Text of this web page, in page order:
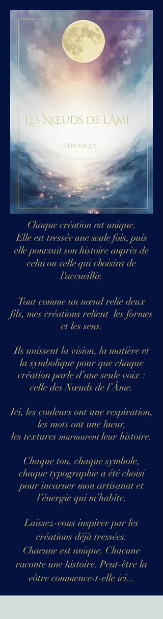
Chaque création est unique.
Elle est tressée une seule fois, puis
elle poursuit son histoire auprès de
celui ou celle qui choisira de
l'accueillir.
Tout comme un nœud relie deux
fils, mes créations relient les formes
et les sens.
Ils unissent la vision, la matière et
la symbolique pour que chaque
création parle d’une seule voix :
celle des Nœuds de l’Âme.
Ici, les couleurs ont une respiration,
les mots ont une lueur,
les textures murmurentleur histoire.
Chaque ton, chaque symbole,
chaque typographie a été choisi
pour incarner mon artisanat et
l’énergie qui m’habite.
Laissez-vous inspirer par les
créations déjà tressées.
Chacune est unique. Chacune
raconte une histoire. Peut-être la
vôtre commence-t-elle ici...